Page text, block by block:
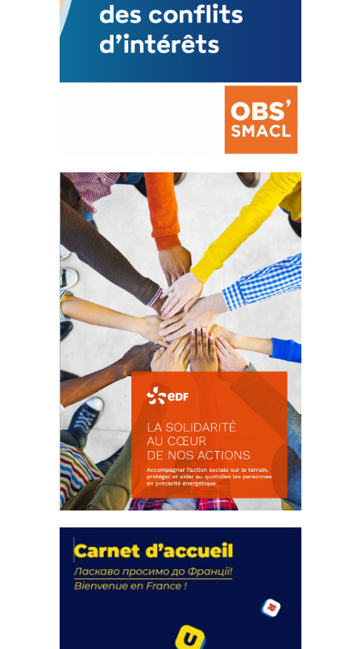
La prévention des conflits
d’intérêts
18 septembre 2023
FEUILLETER
actions
18 septembre 2023
FEUILLETER